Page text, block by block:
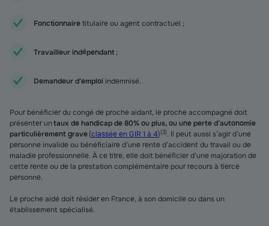
Fonctionnairetitulaire ou agent contractuel ;
Travailleur indépendant ;
Demandeur d’emploi indemnisé.
Pour bénéficier du congé de proche aidant, le proche accompagné doit
présenter untaux de handicap de 80% ou plus, ou une perte d’autonomie
particulièrement grave(classée en GIR 1 à 4)(3). Il peut aussi s’agir d’une
personne invalide ou bénéficiaire d’une rente d’accident du travail ou de
maladie professionnelle. À ce titre, elle doit bénéficier d’une majoration de
cette rente ou de la prestation complémentaire pour recours à tierce
personne.
Le proche aidé doit résider en France, à son domicile ou dans un
établissement spécialisé.